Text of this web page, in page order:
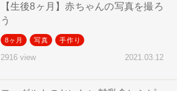
【生後8ヶ月】赤ちゃんの写真を撮ろ
う
8ヶ月 写真 手作り
2916 view 2021.03.12